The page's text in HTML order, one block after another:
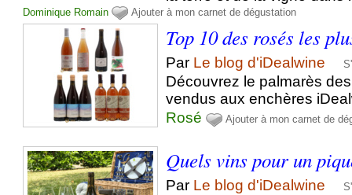
Dominique Romain Ajouter à mon carnet de dégustation
Top 10 des rosés les
Par Le blog d'iDealwine
Découvrez le palmarès
vendus aux enchères
Rosé
Ajouter à mon carnet de
Quels vins pour un
Par Le blog d'iDealwine